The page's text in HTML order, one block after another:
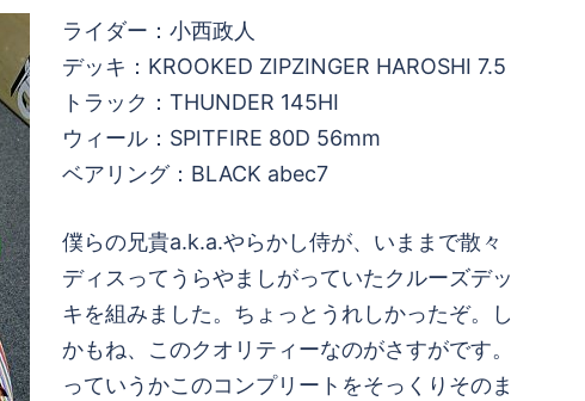
ライダー：小西政人
デッキ：KROOKED ZIPZINGER HAROSHI 7.5
トラック：THUNDER 145HI
ウィール：SPITFIRE 80D 56mm
ベアリング：BLACK abec7
僕らの兄貴a.k.a.やらかし侍が、いままで散々
ディスってうらやましがっていたクルーズデッ
キを組みました。ちょっとうれしかったぞ。し
かもね、このクオリティーなのがさすがです。
っていうかこのコンプリートをそっくりそのま